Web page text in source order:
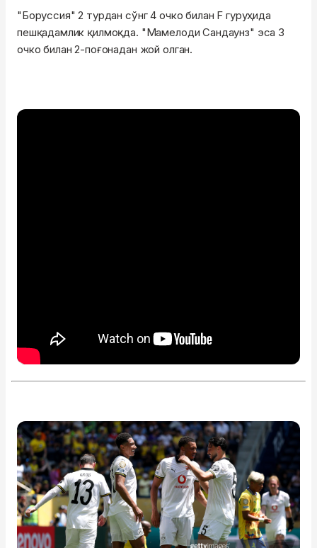
"Боруссия" 2 турдан сўнг 4 очко билан F гуруҳида
пешқадамлик қилмоқда. "Мамелоди Сандаунз" эса 3
очко билан 2-поғонадан жой олган.